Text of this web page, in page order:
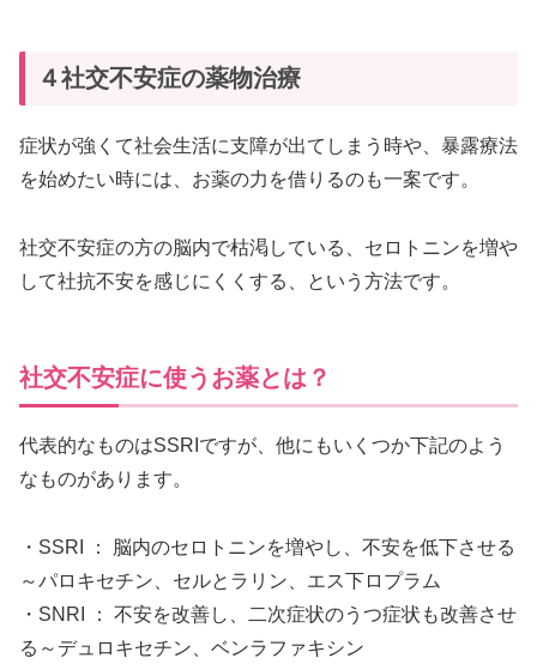
４社交不安症の薬物治療
症状が強くて社会生活に支障が出てしまう時や、暴露療法
を始めたい時には、お薬の力を借りるのも一案です。
社交不安症の方の脳内で枯渇している、セロトニンを増や
して社抗不安を感じにくくする、という方法です。
社交不安症に使うお薬とは？
代表的なものはSSRIですが、他にもいくつか下記のよう
なものがあります。
・SSRI ： 脳内のセロトニンを増やし、不安を低下させる
～パロキセチン、セルとラリン、エス下ロプラム
・SNRI ： 不安を改善し、二次症状のうつ症状も改善させ
る～デュロキセチン、ベンラファキシン